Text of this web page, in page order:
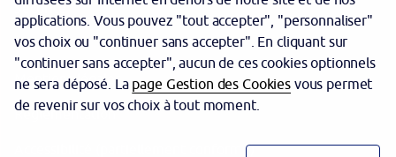
Sécurité
Tarifs
Mentions légales
Réglementation
Accessibilité (partiellement conforme)
applications. Vous pouvez "tout accepter", "personnaliser"
vos choix ou "continuer sans accepter". En cliquant sur
"continuer sans accepter", aucun de ces cookies optionnels
ne sera déposé. La page Gestion des Cookiesvous permet
de revenir sur vos choix à tout moment.